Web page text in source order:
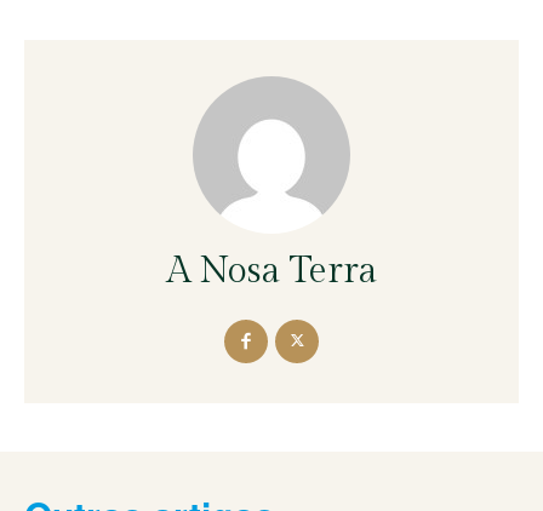
A Nosa Terra